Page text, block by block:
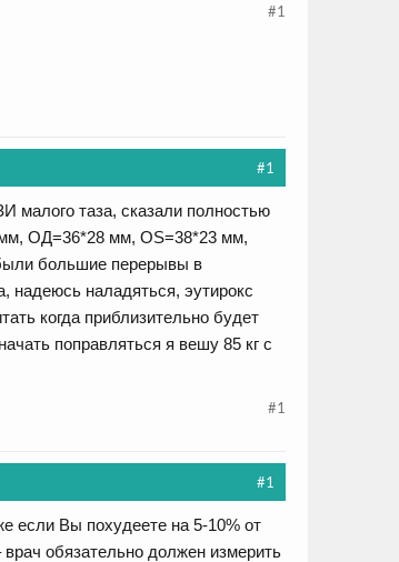
#1
#1
малого таза, сказали полностью
ОД=36*28 мм, OS=38*23 мм,
большие перерывы в
наладяться, эутирокс
когда приблизительно будет
поправляться я вешу 85 кг с
#1
#1
если Вы похудеете на 5-10% от
обязательно должен измерить